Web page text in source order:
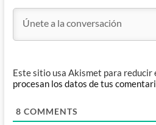
Este sitio usa Akismet para reducir
procesan los datos de tus
8 COMMENTS